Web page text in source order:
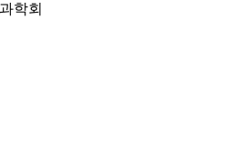
학회